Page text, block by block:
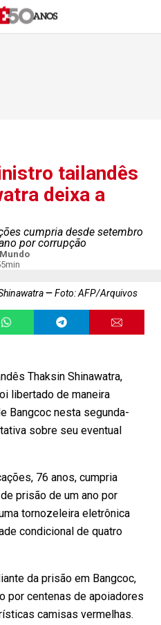
tailandês
deixa a
cumpria desde setembro
por corrupção
Mundo
Foto: AFP/Arquivos
Thaksin Shinawatra,
libertado de maneira
Bangcoc nesta segunda-
sobre seu eventual
76 anos, cumpria
prisão de um ano por
tornozeleira eletrônica
condicional de quatro
da prisão em Bangcoc,
por centenas de apoiadores
camisas vermelhas.